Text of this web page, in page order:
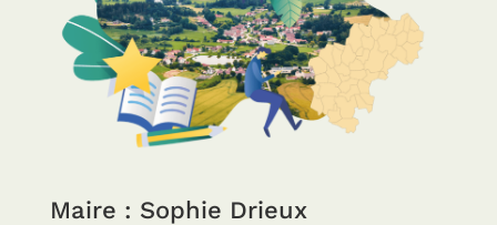
Maire : Sophie Drieux